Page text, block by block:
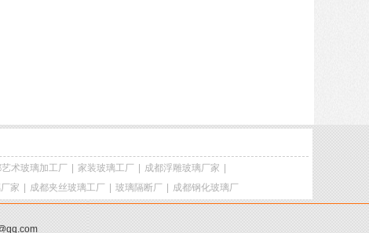
艺术玻璃加工厂 家装玻璃工厂 成都浮雕玻璃厂家
家 成都夹丝玻璃工厂 玻璃隔断厂 成都钢化玻璃厂